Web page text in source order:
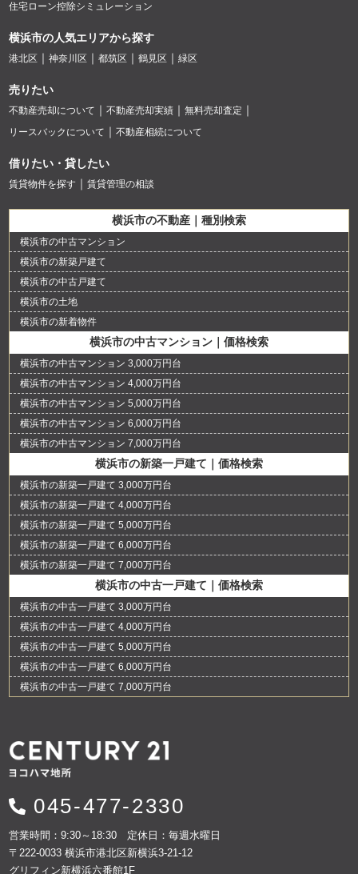
住宅ローン控除シミュレーション
横浜市の人気エリアから探す
港北区 神奈川区 都筑区 鶴見区 緑区
売りたい
不動産売却について 不動産売却実績
無料売却査定
リースバックについて
不動産相続について
借りたい・貸したい
賃貸物件を探す 賃貸管理の相談
横浜市の不動産｜種別検索
横浜市の中古マンション
横浜市の新築戸建て
横浜市の中古戸建て
横浜市の土地
横浜市の新着物件
横浜市の中古マンション｜価格検索
横浜市の中古マンション 3,000万円台
横浜市の中古マンション 4,000万円台
横浜市の中古マンション 5,000万円台
横浜市の中古マンション 6,000万円台
横浜市の中古マンション 7,000万円台
横浜市の新築一戸建て｜価格検索
横浜市の新築一戸建て 3,000万円台
横浜市の新築一戸建て 4,000万円台
横浜市の新築一戸建て 5,000万円台
横浜市の新築一戸建て 6,000万円台
横浜市の新築一戸建て 7,000万円台
横浜市の中古一戸建て｜価格検索
横浜市の中古一戸建て 3,000万円台
横浜市の中古一戸建て 4,000万円台
横浜市の中古一戸建て 5,000万円台
横浜市の中古一戸建て 6,000万円台
横浜市の中古一戸建て 7,000万円台
045-477-2330
営業時間：9:30～18:30 定休日：毎週水曜日
〒222-0033 横浜市港北区新横浜3-21-12
グリフィン新横浜六番館1F